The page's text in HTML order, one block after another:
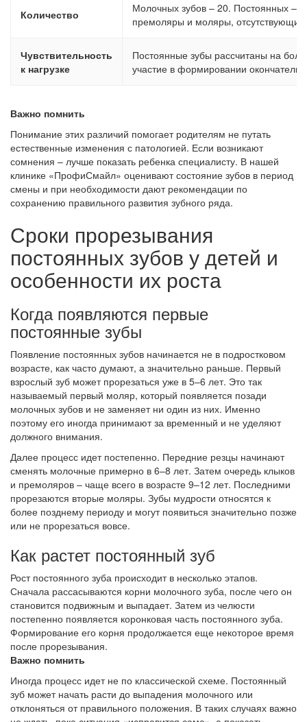
Количество
Молочных зубов – 20. Постоянных –
премоляры и моляры,
Чувствительность
к нагрузке
Постоянные зубы рассчитаны на
участие в формировании
Важно помнить
Понимание этих различий помогает родителям не путать
естественные изменения с патологией. Если возникают
сомнения – лучше показать ребенка специалисту. В нашей
клинике «ПрофиСмайл» оценивают состояние зубов в период
смены и при необходимости дают рекомендации по
сохранению правильного развития зубного ряда.
Сроки прорезывания
постоянных зубов у детей и
особенности их роста
Когда появляются первые
постоянные зубы
Появление постоянных зубов начинается не в подростковом
возрасте, как часто думают, а значительно раньше. Первый
взрослый зуб может прорезаться уже в 5–6 лет. Это так
называемый первый моляр, который появляется позади
молочных зубов и не заменяет ни один из них. Именно
поэтому его иногда принимают за временный и не уделяют
должного внимания.
Далее процесс идет постепенно. Передние резцы начинают
сменять молочные примерно в 6–8 лет. Затем очередь клыков
и премоляров – чаще всего в возрасте 9–12 лет. Последними
прорезаются вторые моляры. Зубы мудрости относятся к
более позднему периоду и могут появиться значительно позже
или не прорезаться вовсе.
Как растет постоянный зуб
Рост постоянного зуба происходит в несколько этапов.
Сначала рассасываются корни молочного зуба, после чего он
становится подвижным и выпадает. Затем из челюсти
постепенно появляется коронковая часть постоянного зуба.
Формирование его корня продолжается еще некоторое время
после прорезывания.
Важно помнить
Иногда процесс идет не по классической схеме. Постоянный
зуб может начать расти до выпадения молочного или
отклоняться от правильного положения. В таких случаях важно